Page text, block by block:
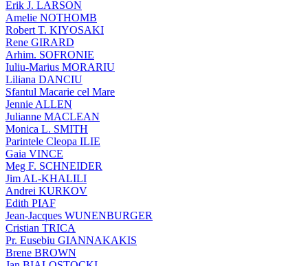
Erik J. LARSON
Amelie NOTHOMB
Robert T. KIYOSAKI
Rene GIRARD
Arhim. SOFRONIE
Iuliu-Marius MORARIU
Liliana DANCIU
Sfantul Macarie cel Mare
Jennie ALLEN
Julianne MACLEAN
Monica L. SMITH
Parintele Cleopa ILIE
Gaia VINCE
Meg F. SCHNEIDER
Jim AL-KHALILI
Andrei KURKOV
Edith PIAF
Jean-Jacques WUNENBURGER
Cristian TRICA
Pr. Eusebiu GIANNAKAKIS
Brene BROWN